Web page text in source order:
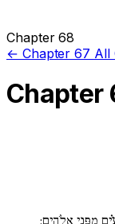
Chapter 68
← Chapter 67 All
Chapter
מִפְּנֵ֥י אֱלֹהִֽים: